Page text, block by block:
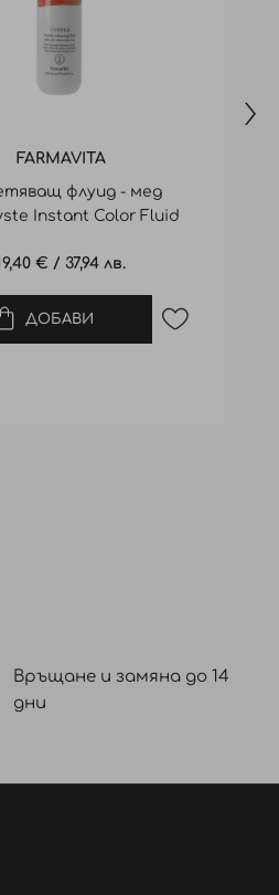
минути и
FARMAVITA
флуид - мед
Instant Color Fluid
€ / 37,94 лв.
ДОБАВИ
Връщане и замяна до 14
дни